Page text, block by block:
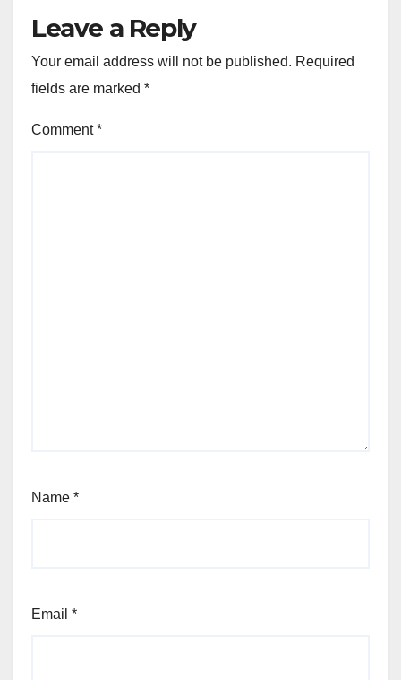
Leave a Reply
Your email address will not be published. Required
fields are marked *
Comment*
Name *
Email *